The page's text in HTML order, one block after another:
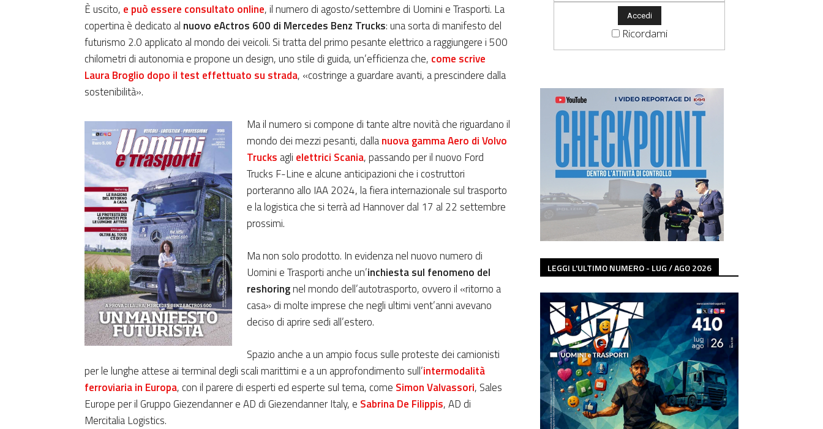
È uscito, e può essere consultato online, il numero di agosto/settembre di Uomini e Trasporti. La
copertina è dedicato al nuovo eActros 600 di Mercedes Benz Trucks: una sorta di manifesto del
futurismo 2.0 applicato al mondo dei veicoli. Si tratta del primo pesante elettrico a raggiungere i 500
chilometri di autonomia e propone un design, uno stile di guida, un’efficienza che, come scrive
Laura Broglio dopo il test effettuato su strada, «costringe a guardare avanti, a prescindere dalla
sostenibilità».
Ma il numero si compone di tante altre novità che riguardano il
mondo dei mezzi pesanti, dallanuova gamma Aero di Volvo
Trucks agli elettrici Scania, passando per il nuovo Ford
Trucks F-Line e alcune anticipazioni che i costruttori
porteranno allo IAA 2024, la fiera internazionale sul trasporto
e la logistica che si terrà ad Hannover dal 17 al 22 settembre
prossimi.
Ma non solo prodotto. In evidenza nel nuovo numero di
Uomini e Trasporti anche un’inchiesta sul fenomeno del
reshoringnel mondo dell’autotrasporto, ovvero il «ritorno a
casa» di molte imprese che negli ultimi vent’anni avevano
deciso di aprire sedi all’estero.
Spazio anche a un ampio focus sulle proteste dei camionisti
per le lunghe attese ai terminal degli scali marittimi e a un approfondimento sull’intermodalità
ferroviaria in Europa, con il parere di esperti ed esperte sul tema, come Simon Valvassori, Sales
Europe per il Gruppo Giezendanner e AD di Giezendanner Italy, e Sabrina De Filippis, AD di
Mercitalia Logistics.
Ricordami
LEGGI L'ULTIMO NUMERO - LUG / AGO 2026